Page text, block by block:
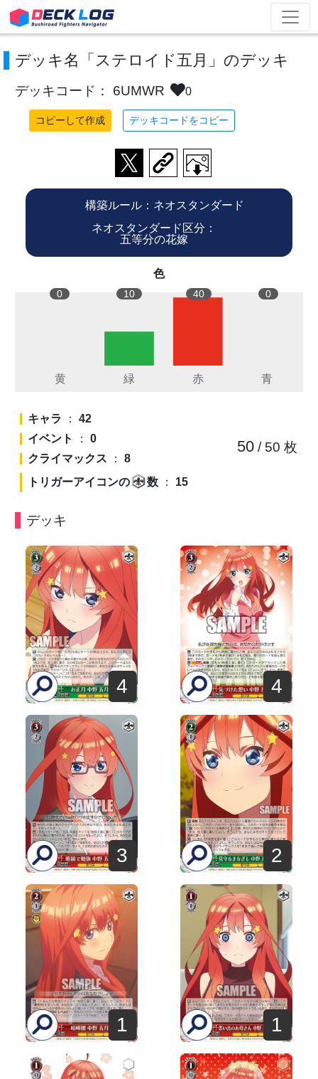
デッキ名「ステロイド五月」のデッキ
デッキコード： 6UMWR 0
コピーして作成 デッキコードをコピー
構築ルール：ネオスタンダード
ネオスタンダード区分：
五等分の花嫁
色
0 10 40 0
キャラ ： 42
イベント
： 0
クライマックス ： 8
トリガーアイコンの
数 ： 15
50/ 50 枚
デッキ
4 4
3 2
1 1